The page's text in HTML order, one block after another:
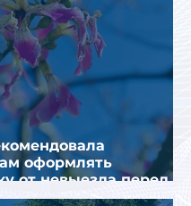
оформлять
от невыезда перед
в Грецию